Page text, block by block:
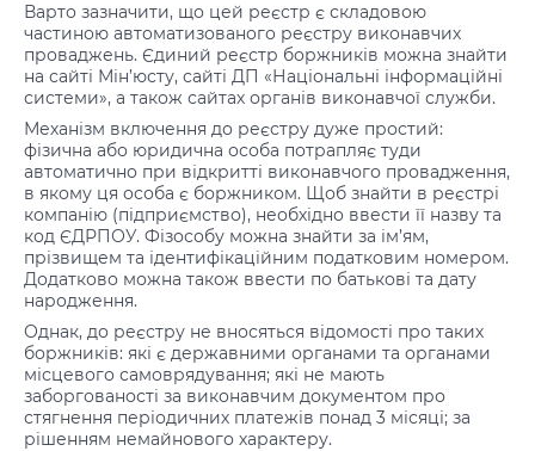
Варто зазначити, що цей реєстр є складовою
частиною автоматизованого реєстру виконавчих
проваджень. Єдиний реєстр боржників можна знайти
на сайті Мін’юсту, сайті ДП «Національні інформаційні
системи», а також сайтах органів виконавчої служби.
Механізм включення до реєстру дуже простий:
фізична або юридична особа потрапляє туди
автоматично при відкритті виконавчого провадження,
в якому ця особа є боржником. Щоб знайти в реєстрі
компанію (підприємство), необхідно ввести її назву та
код ЄДРПОУ. Фізособу можна знайти за ім’ям,
прізвищем та ідентифікаційним податковим номером.
Додатково можна також ввести по батькові та дату
народження.
Однак, до реєстру не вносяться відомості про таких
боржників: які є державними органами та органами
місцевого самоврядування; які не мають
заборгованості за виконавчим документом про
стягнення періодичних платежів понад 3 місяці; за
рішенням немайнового характеру.